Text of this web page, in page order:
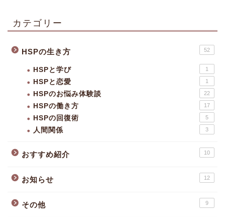
カテゴリー
HSPの生き方 52
HSPと学び 1
HSPと恋愛 1
HSPのお悩み体験談 22
HSPの働き方 17
HSPの回復術 5
人間関係 3
おすすめ紹介 10
お知らせ 12
その他 9